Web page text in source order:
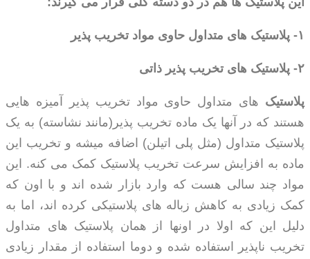
۱- پلاستیک های متداول حاوی مواد تخریب پذیر
۲- پلاستیک های تخریب پذیر ذاتی
پلاستیک های متداول حاوی مواد تخریب پذیر آمیزه هایی
هستند که در آنها یک ماده تخریب پذیر(مانند نشاسته) به یک
پلاستیک متداول (مثل پلی اتیلن) اضافه میشه و تخریب این
ماده به افزایش سرعت تخریب پلاستیک کمک می کنه. این
مواد چند سالی هست که وارد بازار شده اند و با اون که
کمک زیادی به کاهش زباله های پلاستیکی کرده اند، اما به
دلیل این که اولا در اونها از همان پلاستیک های متداول
تخریب ناپذیر استفاده شده و دوما استفاده از مقدار زیادی